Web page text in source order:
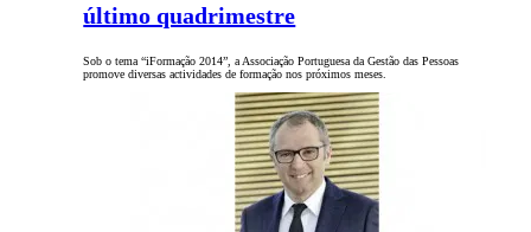
último quadrimestre
Sob o tema “iFormação 2014”, a Associação Portuguesa da Gestão das Pessoas
promove diversas actividades de formação nos próximos meses.